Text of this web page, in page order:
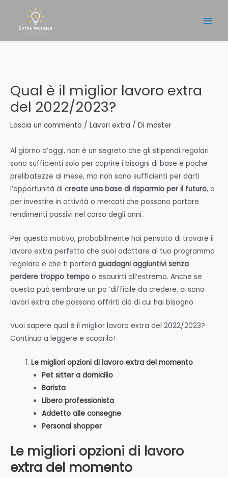
contenuto
Qual è il miglior lavoro extra
del 2022/2023?
Lascia un commento / Lavori extra / Di master
Al giorno d’oggi, non è un segreto che gli stipendi regolari
sono sufficienti solo per coprire i bisogni di base e poche
prelibatezze al mese, ma non sono sufficienti per darti
l’opportunità di create una base di risparmio per il futuro, o
per investire in attività o mercati che possono portare
rendimenti passivi nel corso degli anni.
Per questo motivo, probabilmente hai pensato di trovare il
lavoro extra perfetto che puoi adattare al tuo programma
regolare e che ti porterà guadagni aggiuntivi senza
perdere troppo tempo o esaurirti all’estremo. Anche se
questo può sembrare un po ‘difficile da credere, ci sono
lavori extra che possono offrirti ciò di cui hai bisogno.
Vuoi sapere qual è il miglior lavoro extra del 2022/2023?
Continua a leggere e scoprilo!
Le migliori opzioni di lavoro extra del momento
Pet sitter a domicilio
Barista
Libero professionista
Addetto alle consegne
Personal shopper
Le migliori opzioni di lavoro
extra del momento